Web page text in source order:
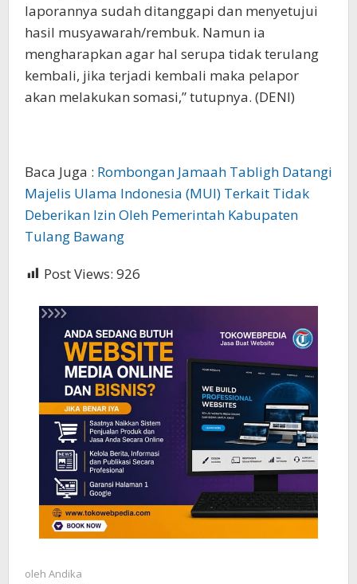
laporannya sudah ditanggapi dan menyetujui
hasil musyawarah/rembuk. Namun ia
mengharapkan agar hal serupa tidak terulang
kembali, jika terjadi kembali maka pelapor
akan melakukan somasi,” tutupnya. (DENI)
Baca Juga : Rombongan Jamaah Tabligh Datangi
Majelis Ulama Indonesia (MUI) Terkait Tidak
Deberikan Izin Oleh Pemerintah Kabupaten
Tulang Bawang
Post Views: 926
oleh Andika